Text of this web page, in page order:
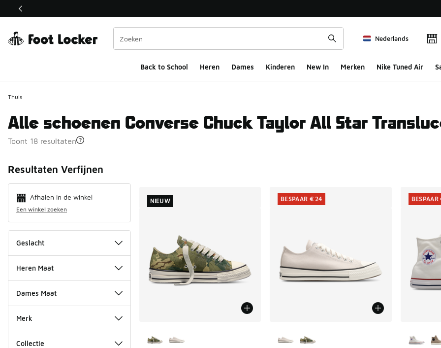
Deze link wordt geopend in een nieuw venster
Nederlands
Back to School Heren Dames Kinderen New In Merken Nike Tuned Air
Thuis
Alle schoenen Converse Chuck Taylor All Star
Toont 18 resultaten
Resultaten Verfijnen
Afhalen in de winkel
Een winkel zoeken
Geslacht
Heren Maat
Dames Maat
Merk
Collectie
NIEUW BESPAAR € 24